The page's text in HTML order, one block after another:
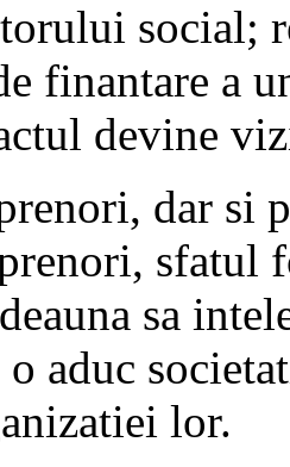
social;
finantare a
devine
dar si
sfatul
sa
o aduc
lor.